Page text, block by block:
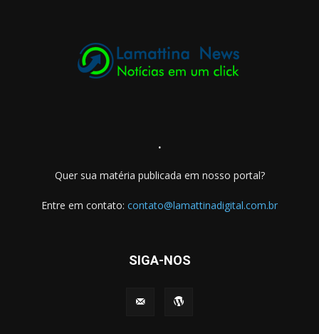
.
Quer sua matéria publicada em nosso portal?
Entre em contato: contato@lamattinadigital.com.br
SIGA-NOS